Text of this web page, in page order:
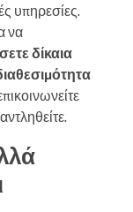
υπηρεσίες.
να
δίκαια